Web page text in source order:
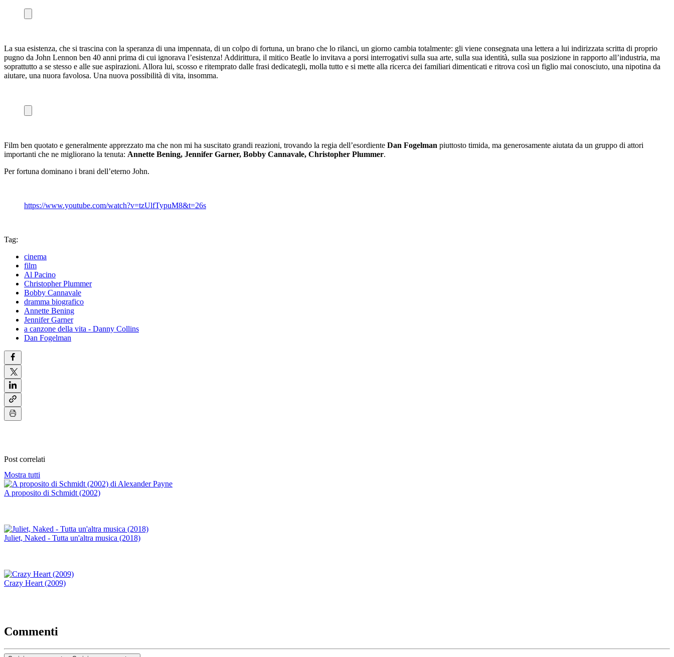
La sua esistenza, che si trascina con la speranza di una impennata, di un colpo di fortuna, un brano che lo rilanci, un giorno cambia totalmente: gli viene consegnata una lettera a lui indirizzata scritta di proprio
pugno da John Lennon ben 40 anni prima di cui ignorava l’esistenza! Addirittura, il mitico Beatle lo invitava a porsi interrogativi sulla sua arte, sulla sua identità, sulla sua posizione in rapporto all’industria, ma
soprattutto a se stesso e alle sue aspirazioni. Allora lui, scosso e ritemprato dalle frasi dedicategli, molla tutto e si mette alla ricerca dei familiari dimenticati e ritrova così un figlio mai conosciuto, una nipotina da
aiutare, una nuora favolosa. Una nuova possibilità di vita, insomma.
Film ben quotato e generalmente apprezzato ma che non mi ha suscitato grandi reazioni, trovando la regia dell’esordiente Dan Fogelman piuttosto timida, ma generosamente aiutata da un gruppo di attori
importanti che ne migliorano la tenuta: Annette Bening, Jennifer Garner, Bobby Cannavale, Christopher Plummer.
Per fortuna dominano i brani dell’eterno John.
https://www.youtube.com/watch?v=tzUlfTypuM8&t=26s
Tag:
cinema
film
Al Pacino
Christopher Plummer
Bobby Cannavale
dramma biografico
Annette Bening
Jennifer Garner
a canzone della vita - Danny Collins
Dan Fogelman
Post correlati
Mostra tutti
A proposito di Schmidt (2002)
Juliet, Naked - Tutta un'altra musica (2018)
Crazy Heart (2009)
Commenti